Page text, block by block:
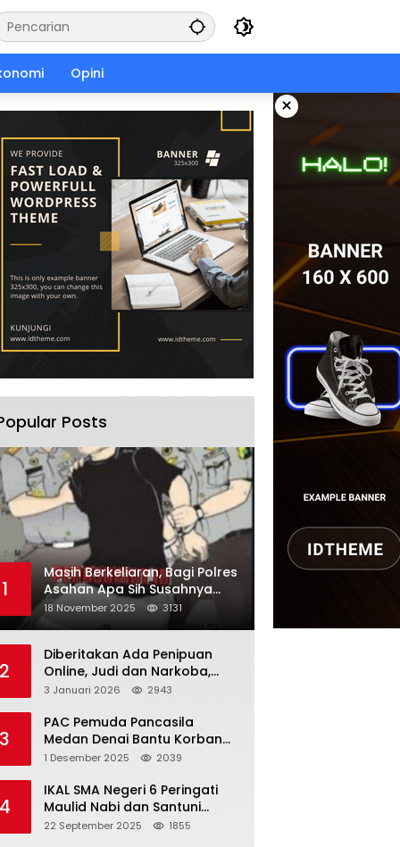
Opini
×
Posts
1
Masih Berkeliaran, Bagi Polres
Asahan Apa Sih Susahnya
Menangkap Martono
18 November 2025 3131
2
Diberitakan Ada Penipuan
Online, Judi dan Narkoba,
Karutan Kabanjhe Sebut Hoax
Beryanggungjawab
3 Januari 2026 2943
3
PAC Pemuda Pancasila
Medan Denai Bantu Korban
Banjir di Tiga Kelurahan
1 Desember 2025 2039
IKAL SMA Negeri 6 Peringati
Maulid Nabi dan Santuni
Yatim Piatu Anak Alumni
22 September 2025 1855